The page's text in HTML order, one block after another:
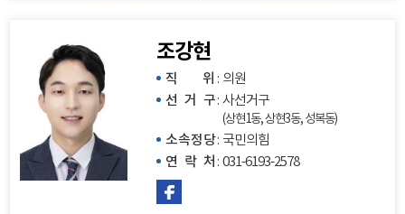
조강현
직 위
: 의원
선 거 구: 사선거구
(상현1동, 상현3동, 성복동)
소속정당: 국민의힘
연 락 처 : 031-6193-2578